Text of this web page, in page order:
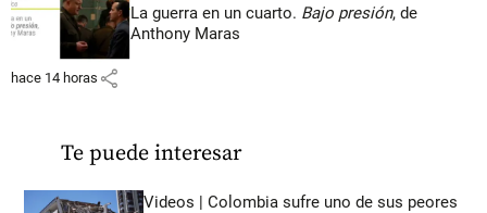
La guerra en un cuarto. Bajo presión, de
Anthony Maras
hace 14 horas share
Te puede interesar
Videos | Colombia sufre uno de sus peores